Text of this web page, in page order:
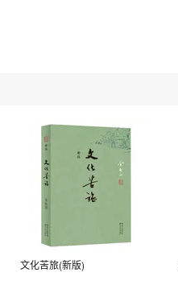
文化苦旅(新版)